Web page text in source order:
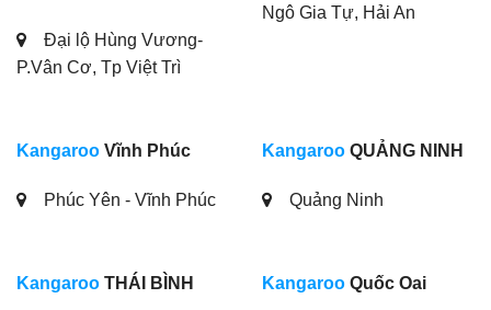
Đại lộ Hùng Vương-
P.Vân Cơ, Tp Việt Trì
Ngô Gia Tự, Hải An
Kangaroo Vĩnh Phúc
Phúc Yên - Vĩnh Phúc
Kangaroo QUẢNG NINH
Quảng Ninh
Kangaroo THÁI BÌNH Kangaroo Quốc Oai